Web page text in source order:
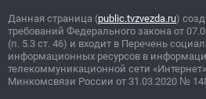
Данная страница (public.tvzvezda.ru)
требований Федерального закона от
(п. 5.3 ст. 46) и входит в Перечень
информационных ресурсов в
телекоммуникационной сети
Минкомсвязи России от 31.03.2020 №